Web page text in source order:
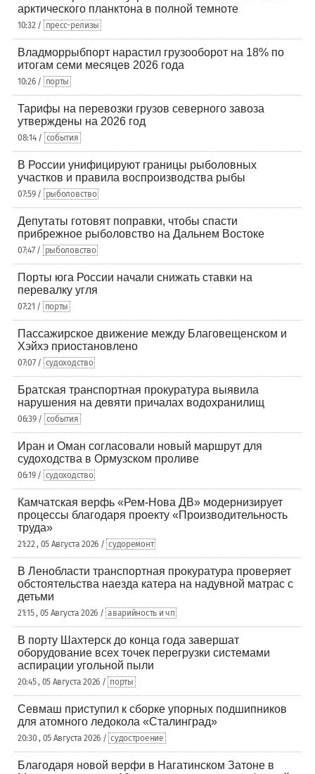
арктического планктона в полной темноте
10:32 / пресс-релизы
Владморрыбпорт нарастил грузооборот на 18% по
итогам семи месяцев 2026 года
10:26 / порты
Тарифы на перевозки грузов северного завоза
утверждены на 2026 год
08:14 / события
В России унифицируют границы рыболовных
участков и правила воспроизводства рыбы
07:59 / рыболовство
Депутаты готовят поправки, чтобы спасти
прибрежное рыболовство на Дальнем Востоке
07:47 / рыболовство
Порты юга России начали снижать ставки на
перевалку угля
07:21 / порты
Пассажирское движение между Благовещенском и
Хэйхэ приостановлено
07:07 / судоходство
Братская транспортная прокуратура выявила
нарушения на девяти причалах водохранилищ
06:39 / события
Иран и Оман согласовали новый маршрут для
судоходства в Ормузском проливе
06:19 / судоходство
Камчатская верфь «Рем-Нова ДВ» модернизирует
процессы благодаря проекту «Производительность
труда»
21:22 , 05 Августа 2026 / судоремонт
В Ленобласти транспортная прокуратура проверяет
обстоятельства наезда катера на надувной матрас с
детьми
21:15 , 05 Августа 2026 / аварийность и чп
В порту Шахтерск до конца года завершат
оборудование всех точек перегрузки системами
аспирации угольной пыли
20:45 , 05 Августа 2026 / порты
Севмаш приступил к сборке упорных подшипников
для атомного ледокола «Сталинград»
20:30 , 05 Августа 2026 / судостроение
Благодаря новой верфи в Нагатинском Затоне в